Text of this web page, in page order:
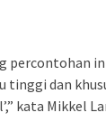
percontohan
tinggi dan
kata Mikkel